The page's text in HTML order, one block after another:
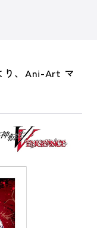
り、Ani-Art マ